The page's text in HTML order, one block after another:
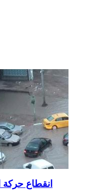
انقطاع